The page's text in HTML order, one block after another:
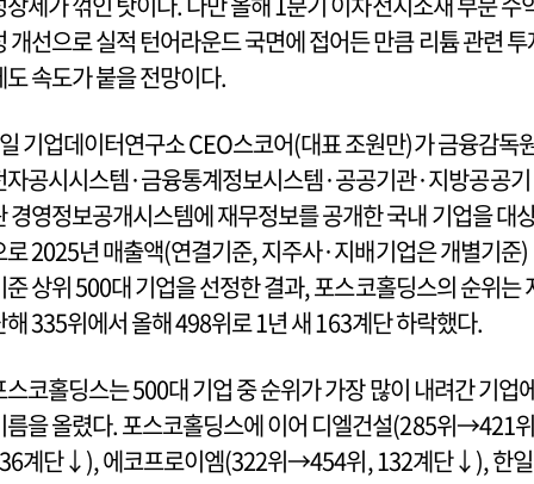
개선으로 실적 턴어라운드 국면에 접어든 만큼 리튬 관련 투
도 속도가 붙을 전망이다.
기업데이터연구소 CEO스코어(대표 조원만)가 금융감독
자공시시스템·금융통계정보시스템·공공기관·지방공공기
경영정보공개시스템에 재무정보를 공개한 국내 기업을 대
로 2025년 매출액(연결기준, 지주사·지배기업은 개별기준)
준 상위 500대 기업을 선정한 결과, 포스코홀딩스의 순위는
해 335위에서 올해 498위로 1년 새 163계단 하락했다.
스코홀딩스는 500대 기업 중 순위가 가장 많이 내려간 기업
름을 올렸다. 포스코홀딩스에 이어 디엘건설(285위→421
계단↓), 에코프로이엠(322위→454위, 132계단↓), 한일